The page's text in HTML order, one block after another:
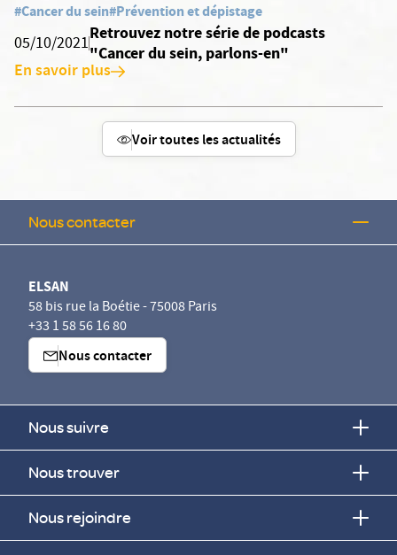
#Cancer du sein#Prévention et dépistage
05/10/2021
Retrouvez notre série de podcasts
"Cancer du sein, parlons-en"
En savoir plus
Voir toutes les actualités
Nous contacter
ELSAN
58 bis rue la Boétie - 75008 Paris
+33 1 58 56 16 80
Nous contacter
Nous suivre
Nous trouver
Nous rejoindre